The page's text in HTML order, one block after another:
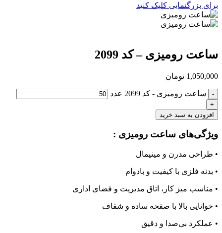
برای بزرگنمایی کلیک کنید
ساعت رومیزی – کد 2099
1,050,000 تومان
ساعت رومیزی - کد 2099 عدد
افزودن به سبد خرید
ویژگی‌های ساعت رومیزی :
• طراحی مدرن و مینیمال
• بدنه فلزی با کیفیت و بادوام
• مناسب میز کار، اتاق مدیریت و فضای اداری
• خوانایی بالا با صفحه ساده و شفاف
• عملکرد بی‌صدا و دقیق